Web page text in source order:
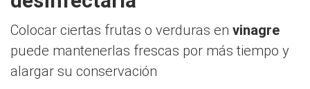
Colocar ciertas frutas o verduras en vinagre
puede mantenerlas frescas por más tiempo y
alargar su conservación